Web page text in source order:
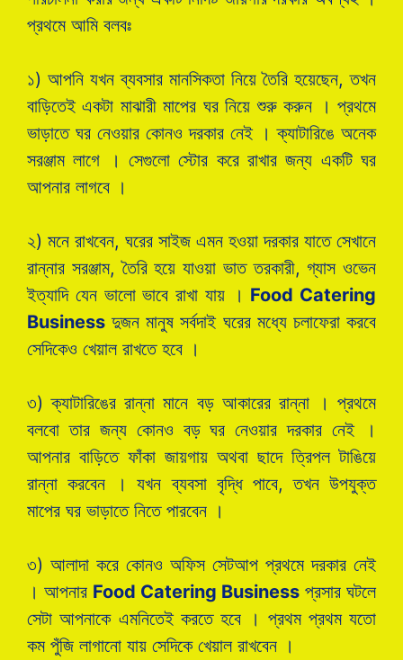
প্রথমে আমি বলবঃ
১) আপনি যখন ব্যবসার মানসিকতা নিয়ে তৈরি হয়েছেন, তখন
বাড়িতেই একটা মাঝারী মাপের ঘর নিয়ে শুরু করুন । প্রথমে
ভাড়াতে ঘর নেওয়ার কোনও দরকার নেই । ক্যাটারিঙে অনেক
সরঞ্জাম লাগে । সেগুলো স্টোর করে রাখার জন্য একটি ঘর
আপনার লাগবে ।
২) মনে রাখবেন, ঘরের সাইজ এমন হওয়া দরকার যাতে সেখানে
রান্নার সরঞ্জাম, তৈরি হয়ে যাওয়া ভাত তরকারী, গ্যাস ওভেন
ইত্যাদি যেন ভালো ভাবে রাখা যায় । Food Catering
Business দুজন মানুষ সর্বদাই ঘরের মধ্যে চলাফেরা করবে
সেদিকেও খেয়াল রাখতে হবে ।
৩) ক্যাটারিঙের রান্না মানে বড় আকারের রান্না । প্রথমে
বলবো তার জন্য কোনও বড় ঘর নেওয়ার দরকার নেই ।
আপনার বাড়িতে ফাঁকা জায়গায় অথবা ছাদে ত্রিপল টাঙিয়ে
রান্না করবেন । যখন ব্যবসা বৃদ্ধি পাবে, তখন উপযুক্ত
মাপের ঘর ভাড়াতে নিতে পারবেন ।
৩) আলাদা করে কোনও অফিস সেটআপ প্রথমে দরকার নেই
। আপনার Food Catering Business প্রসার ঘটলে
সেটা আপনাকে এমনিতেই করতে হবে । প্রথম প্রথম যতো
কম পুঁজি লাগানো যায় সেদিকে খেয়াল রাখবেন ।